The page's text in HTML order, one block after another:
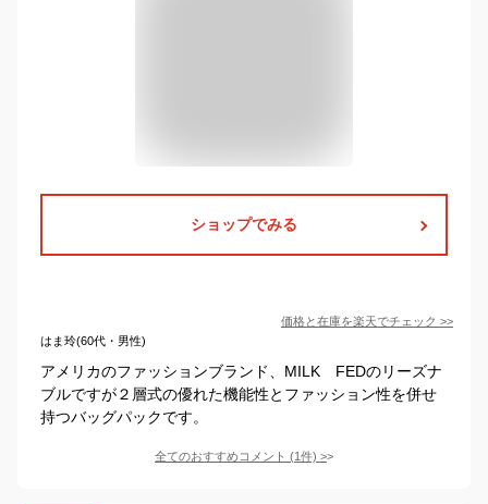
ショップでみる
価格と在庫を楽天でチェック >>
はま玲(60代・男性)
アメリカのファッションブランド、MILK FEDのリーズナ
ブルですが２層式の優れた機能性とファッション性を併せ
持つバッグパックです。
全てのおすすめコメント (1件) >